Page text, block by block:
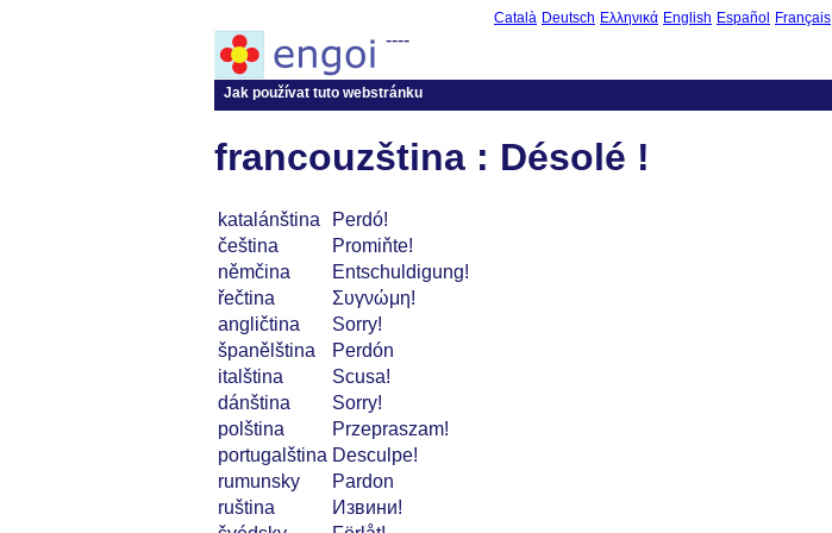
Català Deutsch Ελληνικά English Español Français
----
Jak používat tuto webstránku
francouzština : Désolé !
katalánština
Perdó!
čeština
Promiňte!
němčina
Entschuldigung!
řečtina
Συγνώμη!
angličtina
Sorry!
španělština
Perdón
italština
Scusa!
dánština
Sorry!
polština
Przepraszam!
portugalština Desculpe!
rumunsky
Pardon
ruština
Извини!